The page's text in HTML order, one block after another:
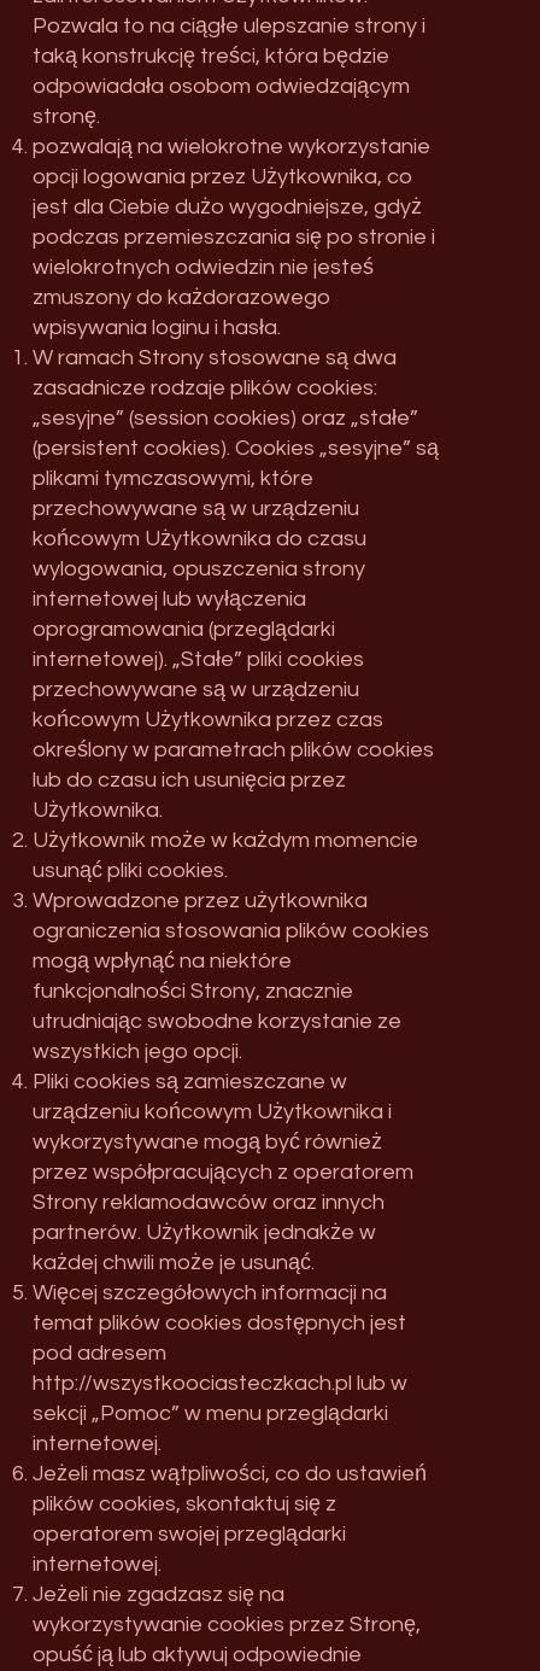
Pozwala to na ciągłe ulepszanie strony i
taką konstrukcję treści, która będzie
odpowiadała osobom odwiedzającym
stronę.
pozwalają na wielokrotne wykorzystanie
opcji logowania przez Użytkownika, co
jest dla Ciebie dużo wygodniejsze, gdyż
podczas przemieszczania się po stronie i
wielokrotnych odwiedzin nie jesteś
zmuszony do każdorazowego
wpisywania loginu i hasła.
W ramach Strony stosowane są dwa
zasadnicze rodzaje plików cookies:
„sesyjne” (session cookies) oraz „stałe”
(persistent cookies). Cookies „sesyjne” są
plikami tymczasowymi, które
przechowywane są w urządzeniu
końcowym Użytkownika do czasu
wylogowania, opuszczenia strony
internetowej lub wyłączenia
oprogramowania (przeglądarki
internetowej). „Stałe” pliki cookies
przechowywane są w urządzeniu
końcowym Użytkownika przez czas
określony w parametrach plików cookies
lub do czasu ich usunięcia przez
Użytkownika.
Użytkownik może w każdym momencie
usunąć pliki cookies.
Wprowadzone przez użytkownika
ograniczenia stosowania plików cookies
mogą wpłynąć na niektóre
funkcjonalności Strony, znacznie
utrudniając swobodne korzystanie ze
wszystkich jego opcji.
Pliki cookies są zamieszczane w
urządzeniu końcowym Użytkownika i
wykorzystywane mogą być również
przez współpracujących z operatorem
Strony reklamodawców oraz innych
partnerów. Użytkownik jednakże w
każdej chwili może je usunąć.
Więcej szczegółowych informacji na
temat plików cookies dostępnych jest
pod adresem
http://wszystkoociasteczkach.pl lub w
sekcji „Pomoc” w menu przeglądarki
internetowej.
Jeżeli masz wątpliwości, co do ustawień
plików cookies, skontaktuj się z
operatorem swojej przeglądarki
internetowej.
Jeżeli nie zgadzasz się na
wykorzystywanie cookies przez Stronę,
opuść ją lub aktywuj odpowiednie